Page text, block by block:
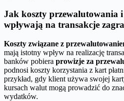
Jak koszty przewalutowania
wpływają na transakcje
Koszty związane z
mają istotny wpływ na realizację
banków pobiera prowizje za
podnosi koszty korzystania z kart
przykład, gdy klient używa swojej
kursach walut mogą prowadzić do
wydatków.